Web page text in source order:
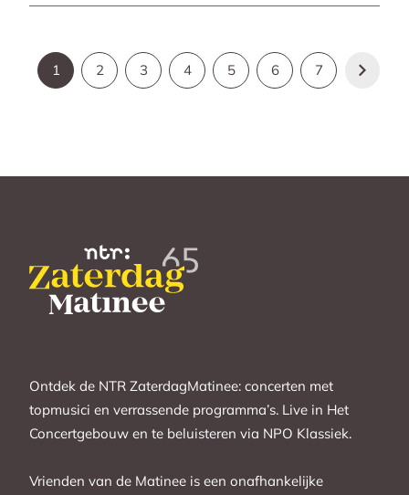
1 2 3 4 5 6 7
Ontdek de NTR ZaterdagMatinee: concerten met
topmusici en verrassende programma’s. Live in Het
Concertgebouw en te beluisteren via NPO Klassiek.
Vrienden van de Matinee is een onafhankelijke